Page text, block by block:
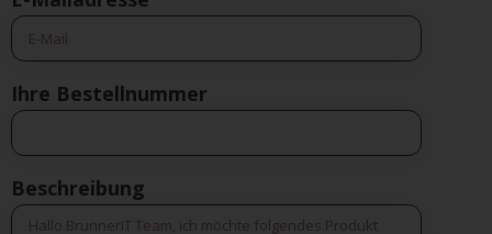
Ihre Bestellnummer
Beschreibung